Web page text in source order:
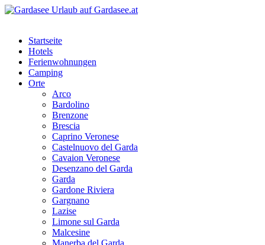
Startseite
Hotels
Ferienwohnungen
Camping
Orte
Arco
Bardolino
Brenzone
Brescia
Caprino Veronese
Castelnuovo del Garda
Cavaion Veronese
Desenzano del Garda
Garda
Gardone Riviera
Gargnano
Lazise
Limone sul Garda
Malcesine
Manerba del Garda